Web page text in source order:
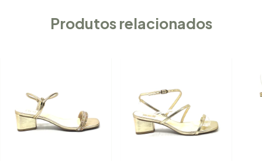
Produtos relacionados